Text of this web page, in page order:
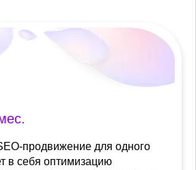
продвижение для одного
в себя оптимизацию